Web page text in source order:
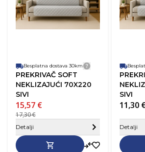
Besplatna dostava 30km Detalji dostave
PREKRIVAČ SOFT
NEKLIZAJUĆI 70X220
SIVI
15,57 €
17,30 €
Detalji
Sakrij
SIVI
11,30
Detalji